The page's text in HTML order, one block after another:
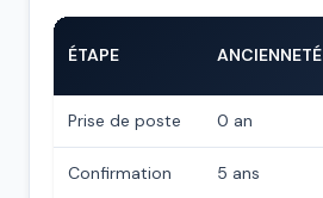
ÉTAPE ANCIENNETÉ
Prise de poste 0 an
Confirmation 5 ans